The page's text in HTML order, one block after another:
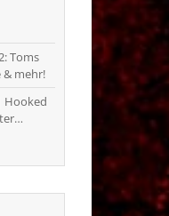
Toms
& mehr!
Hooked